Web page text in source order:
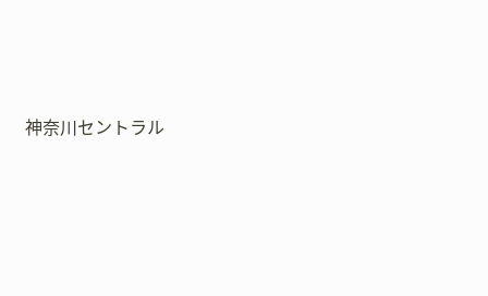
神奈川セントラル